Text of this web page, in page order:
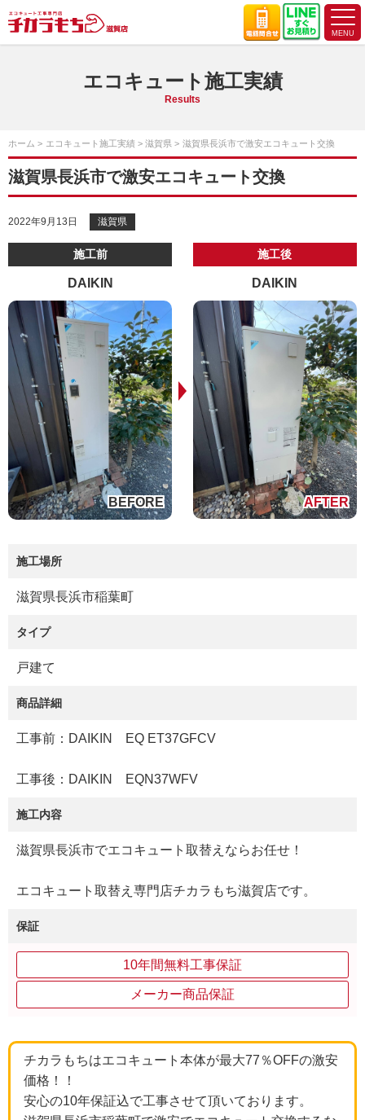
エコキュート施工実績
Results
ホーム エコキュート施工実績 滋賀県 滋賀県長浜市で激安エコキュート交換
滋賀県長浜市で激安エコキュート交換
2022年9月13日 滋賀県
施工前
DAIKIN
施工後
DAIKIN
施工場所
滋賀県長浜市稲葉町
タイプ
戸建て
商品詳細
工事前：DAIKIN EQ ET37GFCV
工事後：DAIKIN EQN37WFV
施工内容
滋賀県長浜市でエコキュート取替えならお任せ！
エコキュート取替え専門店チカラもち滋賀店です。
保証
10年間無料工事保証
メーカー商品保証
チカラもちはエコキュート本体が最大77％OFFの激安
価格！！
安心の10年保証込で工事させて頂いております。